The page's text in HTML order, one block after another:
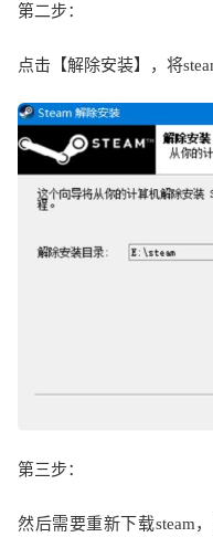
第二步：
点击【解除安装】，将
第三步：
然后需要重新下载steam